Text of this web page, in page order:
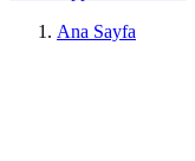
Ana Sayfa